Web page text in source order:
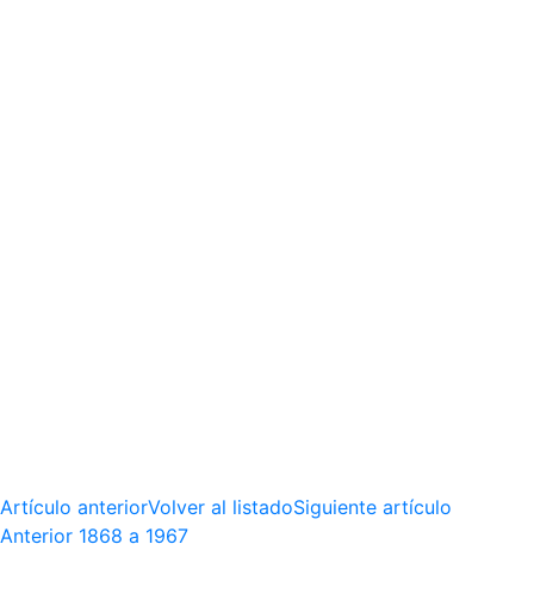
Artículo anteriorVolver al listadoSiguiente artículo
Anterior 1868 a 1967